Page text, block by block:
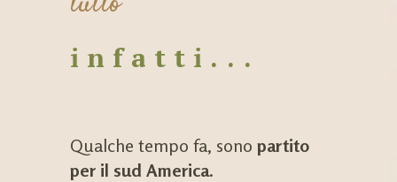
infatti...
Qualche tempo fa, sono partito
per il sud America.